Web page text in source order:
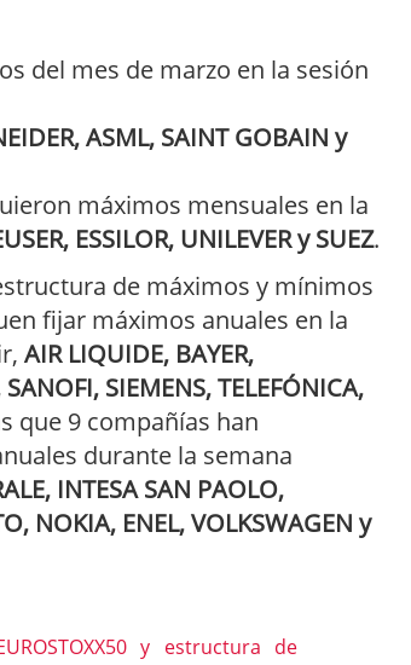
del mes de marzo en la sesión
ASML, SAINT GOBAIN y
máximos mensuales en la
ESSILOR, UNILEVER y SUEZ.
de máximos y mínimos
fijar máximos anuales en la
AIR LIQUIDE, BAYER,
SIEMENS, TELEFÓNICA,
que 9 compañías han
durante la semana
INTESA SAN PAOLO,
NOKIA, ENEL, VOLKSWAGEN y